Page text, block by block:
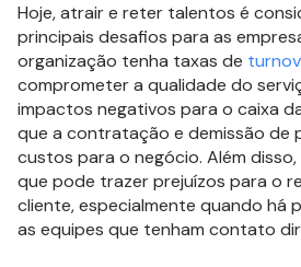
Hoje, atrair e reter talentos é
principais desafios para as
organização tenha taxas de
comprometer a qualidade do
impactos negativos para o caixa
que a contratação e demissão de
custos para o negócio. Além
que pode trazer prejuízos para o
cliente, especialmente quando há
as equipes que tenham contato